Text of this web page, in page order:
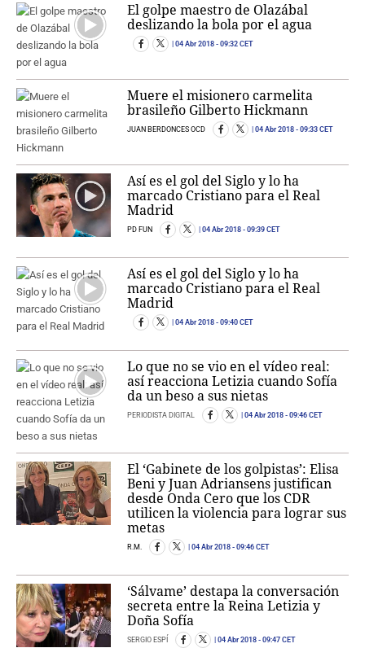
El golpe maestro de Olazábal
deslizando la bola por el agua
04 Abr 2018 - 09:32 CET
Muere el misionero carmelita
brasileño Gilberto Hickmann
JUAN BERDONCES OCD 04 Abr 2018 - 09:33 CET
Así es el gol del Siglo y lo ha
marcado Cristiano para el Real
Madrid
PD FUN 04 Abr 2018 - 09:39 CET
Así es el gol del Siglo y lo ha
marcado Cristiano para el Real
Madrid
04 Abr 2018 - 09:40 CET
Lo que no se vio en el vídeo real:
así reacciona Letizia cuando Sofía
da un beso a sus nietas
PERIODISTA DIGITAL 04 Abr 2018 - 09:46 CET
El ‘Gabinete de los golpistas’: Elisa
Beni y Juan Adriansens justifican
desde Onda Cero que los CDR
utilicen la violencia para lograr sus
metas
R.M. 04 Abr 2018 - 09:46 CET
‘Sálvame’ destapa la conversación
secreta entre la Reina Letizia y
Doña Sofía
SERGIO ESPÍ 04 Abr 2018 - 09:47 CET